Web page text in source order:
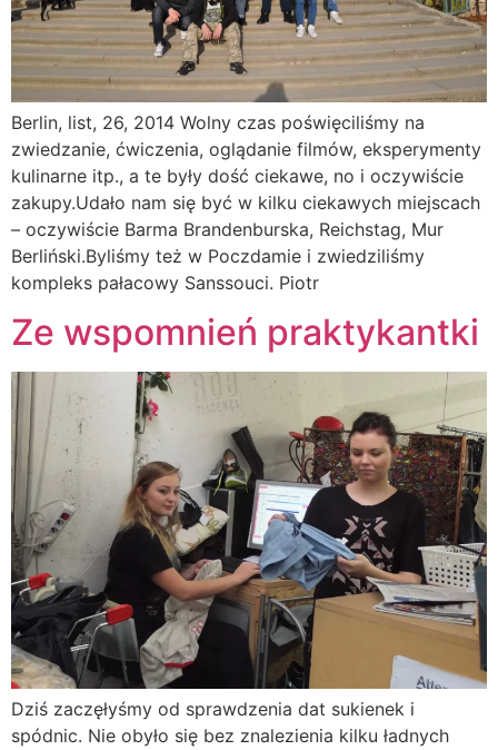
Berlin, list, 26, 2014 Wolny czas poświęciliśmy na
zwiedzanie, ćwiczenia, oglądanie filmów, eksperymenty
kulinarne itp., a te były dość ciekawe, no i oczywiście
zakupy.Udało nam się być w kilku ciekawych miejscach
– oczywiście Barma Brandenburska, Reichstag, Mur
Berliński.Byliśmy też w Poczdamie i zwiedziliśmy
kompleks pałacowy Sanssouci. Piotr
Ze wspomnień praktykantki
Dziś zaczęłyśmy od sprawdzenia dat sukienek i
spódnic. Nie obyło się bez znalezienia kilku ładnych